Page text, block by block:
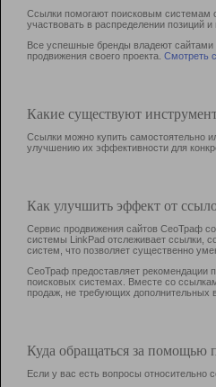
Ссылки помогают поисковым системам
участвовать в раcпределении позиций и
Все успешные бренды владеют сайтами
продвижения своего проекта. Смотреть
Какие существуют
Ссылки можно купить самостоятельно
улучшению их эффективности для
Как улучшить эффект от
Сервис продвижения сайтов СеоТраф
системы LinkPad отслеживает ссылки,
систем, что позволяет существенно
СеоТраф предоставляет рекомендации
поисковых системах. Вместе со
продаж, не требующих дополнительных
Куда обращаться за помощью
Если у вас есть вопросы